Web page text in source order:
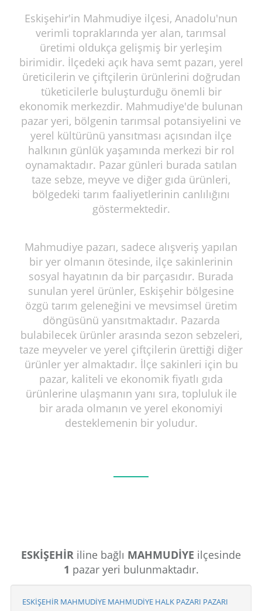
Eskişehir'in Mahmudiye ilçesi, Anadolu'nun
verimli topraklarında yer alan, tarımsal
üretimi oldukça gelişmiş bir yerleşim
birimidir. İlçedeki açık hava semt pazarı, yerel
üreticilerin ve çiftçilerin ürünlerini doğrudan
tüketicilerle buluşturduğu önemli bir
ekonomik merkezdir. Mahmudiye'de bulunan
pazar yeri, bölgenin tarımsal potansiyelini ve
yerel kültürünü yansıtması açısından ilçe
halkının günlük yaşamında merkezi bir rol
oynamaktadır. Pazar günleri burada satılan
taze sebze, meyve ve diğer gıda ürünleri,
bölgedeki tarım faaliyetlerinin canlılığını
göstermektedir.
Mahmudiye pazarı, sadece alışveriş yapılan
bir yer olmanın ötesinde, ilçe sakinlerinin
sosyal hayatının da bir parçasıdır. Burada
sunulan yerel ürünler, Eskişehir bölgesine
özgü tarım geleneğini ve mevsimsel üretim
döngüsünü yansıtmaktadır. Pazarda
bulabilecek ürünler arasında sezon sebzeleri,
taze meyveler ve yerel çiftçilerin ürettiği diğer
ürünler yer almaktadır. İlçe sakinleri için bu
pazar, kaliteli ve ekonomik fiyatlı gıda
ürünlerine ulaşmanın yanı sıra, topluluk ile
bir arada olmanın ve yerel ekonomiyi
desteklemenin bir yoludur.
ESKİŞEHİR iline bağlı MAHMUDİYE ilçesinde
1 pazar yeri bulunmaktadır.
ESKİŞEHİR MAHMUDİYE MAHMUDİYE HALK PAZARI PAZARI